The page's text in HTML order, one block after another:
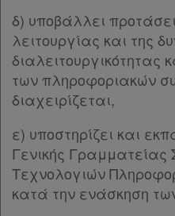
δ) υποβάλλει
λειτουργίας και της
διαλειτουργικότητας
των πληροφοριακών
διαχειρίζεται,
ε) υποστηρίζει και
Γενικής Γραμματείας
Τεχνολογιών
κατά την ενάσκηση